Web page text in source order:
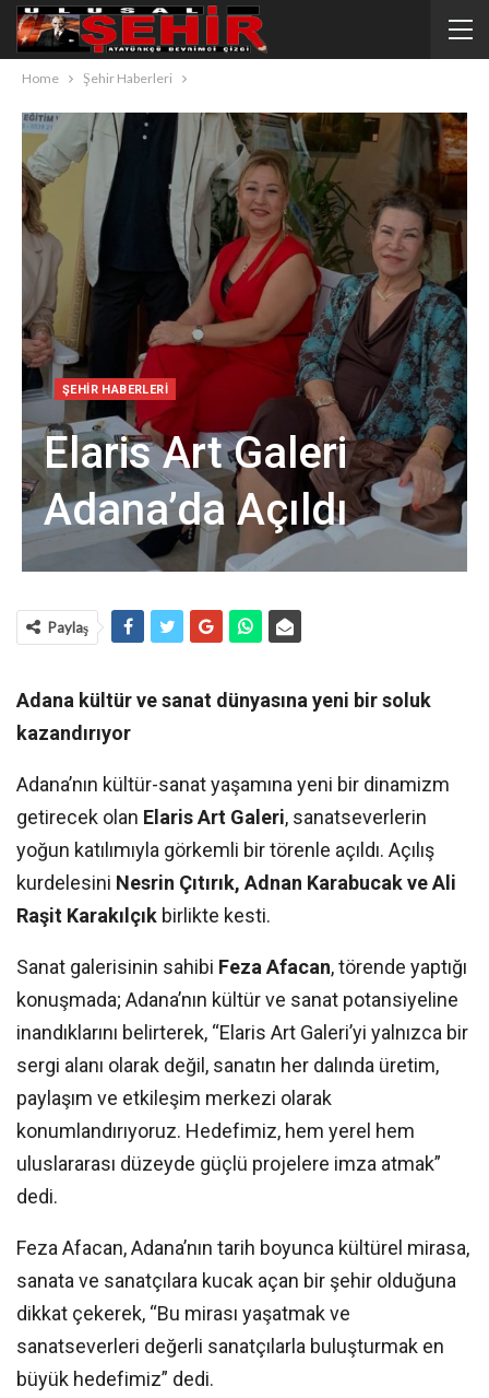
Home Şehir Haberleri
ŞEHIR HABERLERI
Elaris Art Galeri
Adana’da Açıldı
Paylaş
Adana kültür ve sanat dünyasına yeni bir soluk
kazandırıyor
Adana’nın kültür-sanat yaşamına yeni bir dinamizm
getirecek olan Elaris Art Galeri, sanatseverlerin
yoğun katılımıyla görkemli bir törenle açıldı. Açılış
kurdelesini Nesrin Çıtırık, Adnan Karabucak ve Ali
Raşit Karakılçık birlikte kesti.
Sanat galerisinin sahibi Feza Afacan, törende yaptığı
konuşmada; Adana’nın kültür ve sanat potansiyeline
inandıklarını belirterek, “Elaris Art Galeri’yi yalnızca bir
sergi alanı olarak değil, sanatın her dalında üretim,
paylaşım ve etkileşim merkezi olarak
konumlandırıyoruz. Hedefimiz, hem yerel hem
uluslararası düzeyde güçlü projelere imza atmak”
dedi.
Feza Afacan, Adana’nın tarih boyunca kültürel mirasa,
sanata ve sanatçılara kucak açan bir şehir olduğuna
dikkat çekerek, “Bu mirası yaşatmak ve
sanatseverleri değerli sanatçılarla buluşturmak en
büyük hedefimiz” dedi.